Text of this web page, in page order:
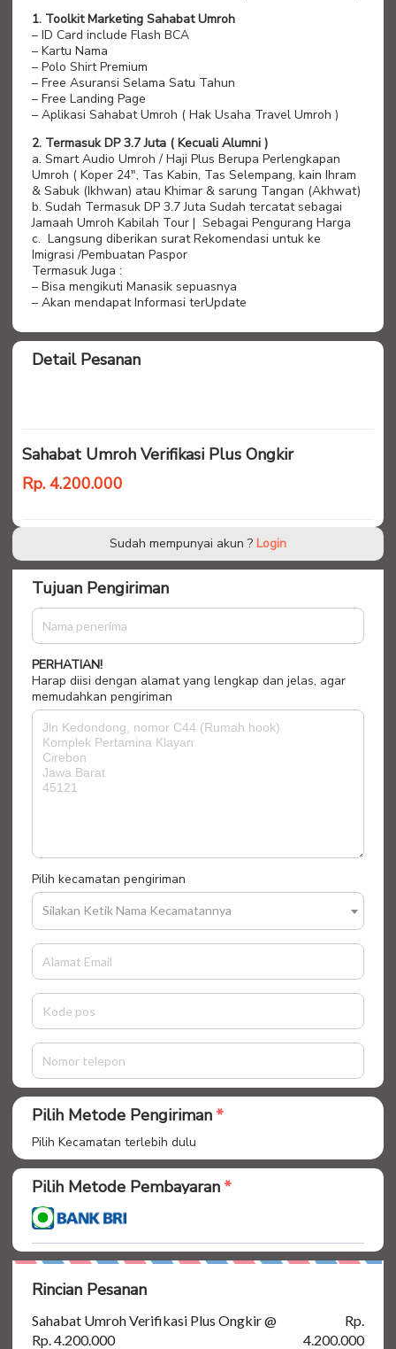
1. Toolkit Marketing Sahabat Umroh
– ID Card include Flash BCA
– Kartu Nama
– Polo Shirt Premium
– Free Asuransi Selama Satu Tahun
– Free Landing Page
– Aplikasi Sahabat Umroh ( Hak Usaha Travel Umroh )
2. Termasuk DP 3.7 Juta ( Kecuali Alumni )
a. Smart Audio Umroh / Haji Plus Berupa Perlengkapan
Umroh ( Koper 24″, Tas Kabin, Tas Selempang, kain Ihram
& Sabuk (Ikhwan) atau Khimar & sarung Tangan (Akhwat)
b. Sudah Termasuk DP 3.7 Juta Sudah tercatat sebagai
Jamaah Umroh Kabilah Tour | Sebagai Pengurang Harga
c. Langsung diberikan surat Rekomendasi untuk ke
Imigrasi /Pembuatan Paspor
Termasuk Juga :
– Bisa mengikuti Manasik sepuasnya
– Akan mendapat Informasi terUpdate
Detail Pesanan
Sahabat Umroh Verifikasi Plus Ongkir
Rp. 4.200.000
Sudah mempunyai akun ? Login
Tujuan Pengiriman
PERHATIAN!
Harap diisi dengan alamat yang lengkap dan jelas, agar
memudahkan pengiriman
Pilih kecamatan pengiriman
Silakan Ketik Nama Kecamatannya
Pilih Metode Pengiriman
Pilih Kecamatan terlebih dulu
Pilih Metode Pembayaran
Rincian Pesanan
Sahabat Umroh Verifikasi Plus Ongkir @
Rp. 4.200.000
Rp.
4.200.000